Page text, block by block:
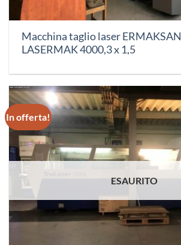
Macchina taglio laser ERMAKSAN
LASERMAK 4000,3 x 1,5
In offerta!
ESAURITO